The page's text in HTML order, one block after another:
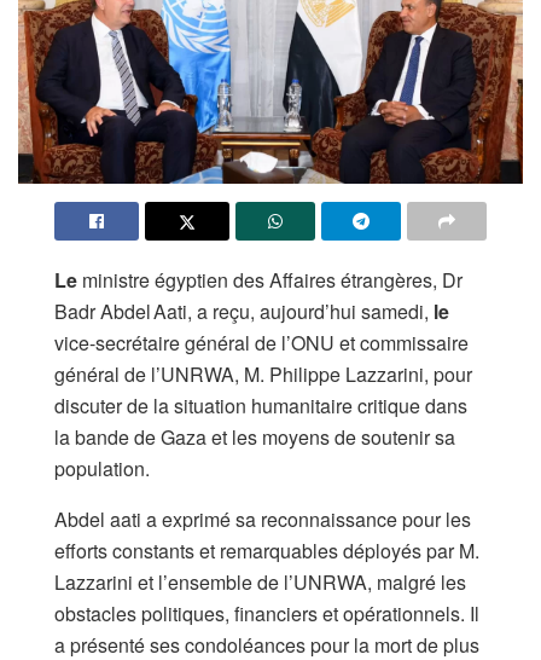
Le ministre égyptien des Affaires étrangères, Dr
Badr Abdel Aati, a reçu, aujourd’hui samedi, le
vice-secrétaire général de l’ONU et commissaire
général de l’UNRWA, M. Philippe Lazzarini, pour
discuter de la situation humanitaire critique dans
la bande de Gaza et les moyens de soutenir sa
population.
Abdel aati a exprimé sa reconnaissance pour les
efforts constants et remarquables déployés par M.
Lazzarini et l’ensemble de l’UNRWA, malgré les
obstacles politiques, financiers et opérationnels. Il
a présenté ses condoléances pour la mort de plus